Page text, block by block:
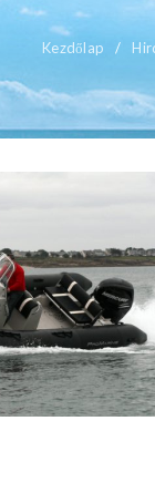
Kezdőlap /